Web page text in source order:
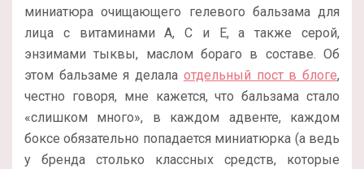
миниатюра очищающего гелевого бальзама для
лица с витаминами А, С и Е, а также серой,
энзимами тыквы, маслом бораго в составе. Об
этом бальзаме я делала отдельный пост в блоге,
честно говоря, мне кажется, что бальзама стало
«слишком много», в каждом адвенте, каждом
боксе обязательно попадается миниатюрка (а ведь
у бренда столько классных средств, которые